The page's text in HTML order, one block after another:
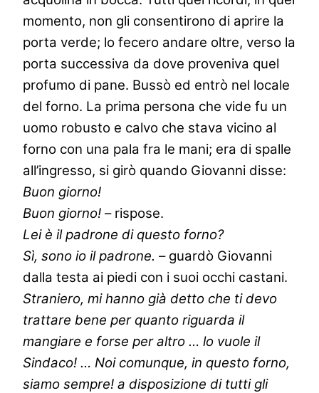
momento, non gli consentirono di aprire la
porta verde; lo fecero andare oltre, verso la
porta successiva da dove proveniva quel
profumo di pane. Bussò ed entrò nel locale
del forno. La prima persona che vide fu un
uomo robusto e calvo che stava vicino al
forno con una pala fra le mani; era di spalle
all’ingresso, si girò quando Giovanni disse:
Buon giorno!
Buon giorno! – rispose.
Lei è il padrone di questo forno?
Sì, sono io il padrone. – guardò Giovanni
dalla testa ai piedi con i suoi occhi castani.
Straniero, mi hanno già detto che ti devo
trattare bene per quanto riguarda il
mangiare e forse per altro … lo vuole il
Sindaco! … Noi comunque, in questo forno,
siamo sempre! a disposizione di tutti gli